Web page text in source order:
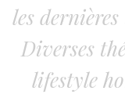
les
Diverses
lifestyle